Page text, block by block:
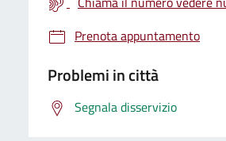
Prenota appuntamento
Problemi in città
Segnala disservizio